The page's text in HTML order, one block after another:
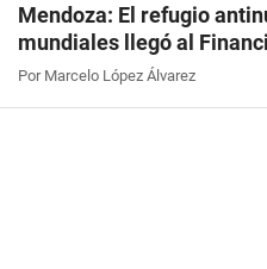
Mendoza: El refugio
mundiales llegó al
Por Marcelo López Álvarez